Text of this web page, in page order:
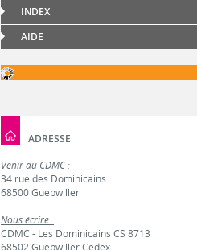
INDEX
AIDE
ADRESSE
Venir au CDMC :
34 rue des Dominicains
68500 Guebwiller
Nous écrire :
CDMC - Les Dominicains CS 8713
68502 Guebwiller Cedex